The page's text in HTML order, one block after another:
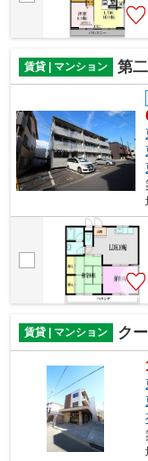
賃貸 | マンション 第
賃貸 | マンション ク